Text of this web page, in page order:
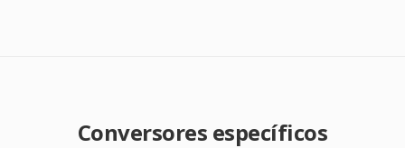
Conversores específicos